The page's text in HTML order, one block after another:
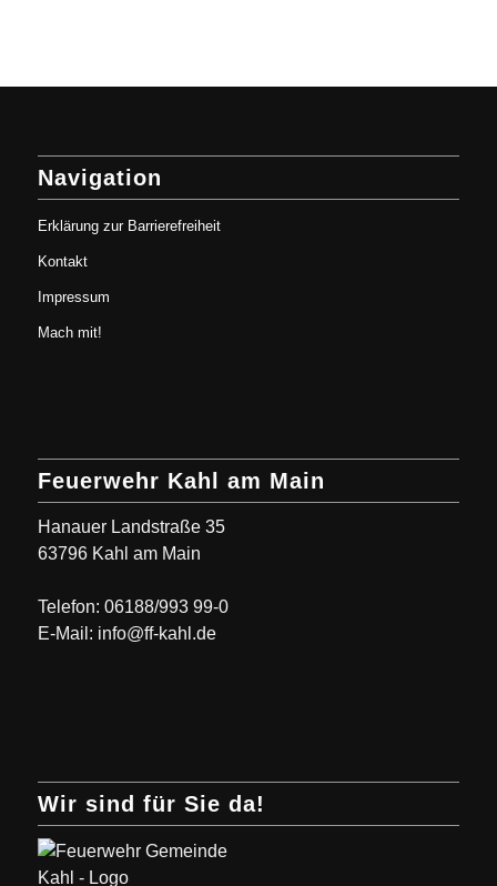
Navigation
Erklärung zur Barrierefreiheit
Kontakt
Impressum
Mach mit!
Feuerwehr Kahl am Main
Hanauer Landstraße 35
63796 Kahl am Main
Telefon: 06188/993 99-0
E-Mail: info@ff-kahl.de
Wir sind für Sie da!